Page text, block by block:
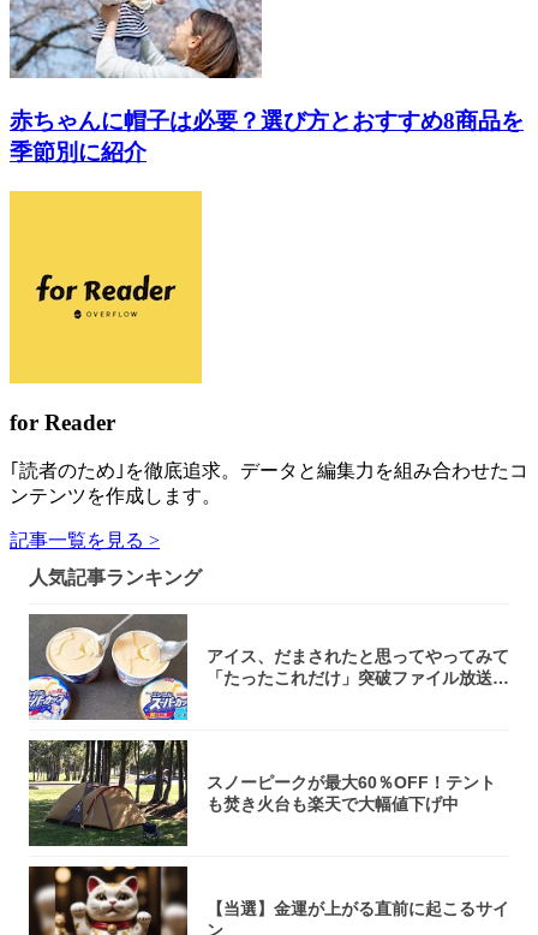
赤ちゃんに帽子は必要？選び方とおすすめ8商品を
季節別に紹介
for Reader
｢読者のため｣を徹底追求。データと編集力を組み合わせたコ
ンテンツを作成します。
記事一覧を見る >
人気記事ランキング
アイス、だまされたと思ってやってみて
「たったこれだけ」突破ファイル放送で
スノーピークが最大60％OFF！テント
も焚き火台も楽天で大幅値下げ中
【当選】金運が上がる直前に起こるサイ
ン